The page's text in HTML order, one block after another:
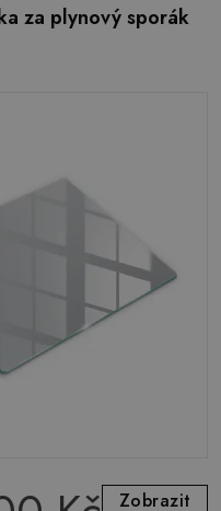
za plynový sporák
Zobrazit